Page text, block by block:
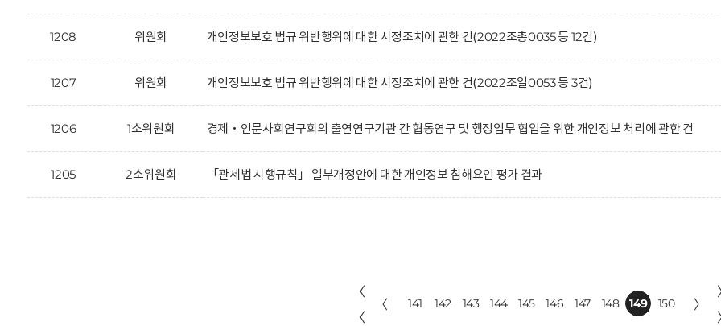
1208 위원회 개인정보보호 법규 위반행위에 대한 시정조치에 관한 건(2022조총0035 등 12건)
1207 위원회 개인정보보호 법규 위반행위에 대한 시정조치에 관한 건(2022조일0053 등 3건)
1206 1소위원회 경제‧인문사회연구회의 출연연구기관 간 협동연구 및 행정업무 협업을 위한 개인정보 처리에 관한 건
1205 2소위원회 「관세법 시행규칙」 일부개정안에 대한 개인정보 침해요인 평가 결과
〈
〈
〈 141 142 143 144 145 146 147 148 149 150 〉